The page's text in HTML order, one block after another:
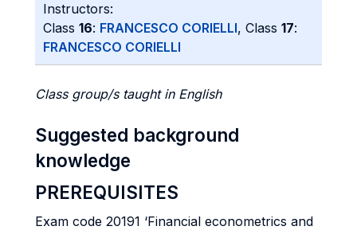
Instructors:
Class 16: FRANCESCO CORIELLI, Class 17:
FRANCESCO CORIELLI
Class group/s taught in English
Suggested background
knowledge
PREREQUISITES
Exam code 20191 ‘Financial econometrics and